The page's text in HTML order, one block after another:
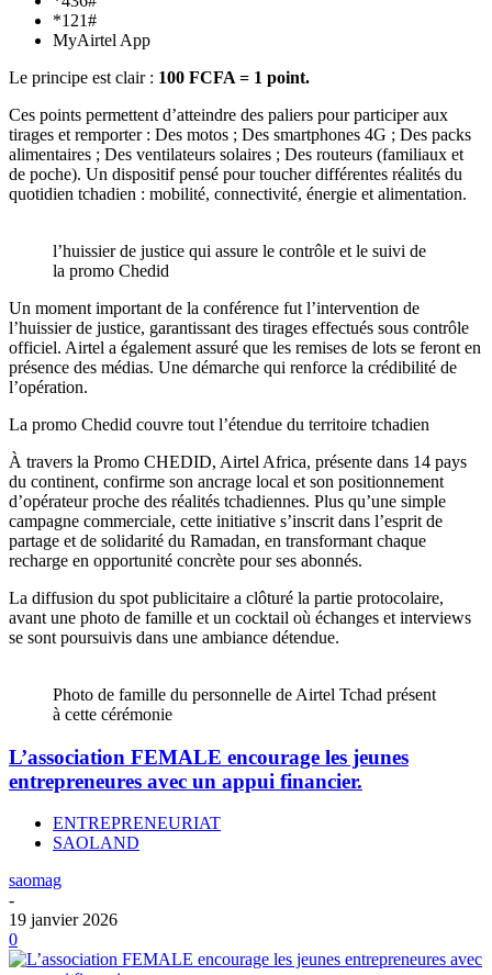
*121#
MyAirtel App
Le principe est clair : 100 FCFA = 1 point.
Ces points permettent d’atteindre des paliers pour participer aux
tirages et remporter : Des motos ; Des smartphones 4G ; Des packs
alimentaires ; Des ventilateurs solaires ; Des routeurs (familiaux et
de poche). Un dispositif pensé pour toucher différentes réalités du
quotidien tchadien : mobilité, connectivité, énergie et alimentation.
l’huissier de justice qui assure le contrôle et le suivi de
la promo Chedid
Un moment important de la conférence fut l’intervention de
l’huissier de justice, garantissant des tirages effectués sous contrôle
officiel. Airtel a également assuré que les remises de lots se feront en
présence des médias. Une démarche qui renforce la crédibilité de
l’opération.
La promo Chedid couvre tout l’étendue du territoire tchadien
À travers la Promo CHEDID, Airtel Africa, présente dans 14 pays
du continent, confirme son ancrage local et son positionnement
d’opérateur proche des réalités tchadiennes. Plus qu’une simple
campagne commerciale, cette initiative s’inscrit dans l’esprit de
partage et de solidarité du Ramadan, en transformant chaque
recharge en opportunité concrète pour ses abonnés.
La diffusion du spot publicitaire a clôturé la partie protocolaire,
avant une photo de famille et un cocktail où échanges et interviews
se sont poursuivis dans une ambiance détendue.
Photo de famille du personnelle de Airtel Tchad présent
à cette cérémonie
L’association FEMALE encourage les jeunes
entrepreneures avec un appui financier.
ENTREPRENEURIAT
SAOLAND
saomag
-
19 janvier 2026
0